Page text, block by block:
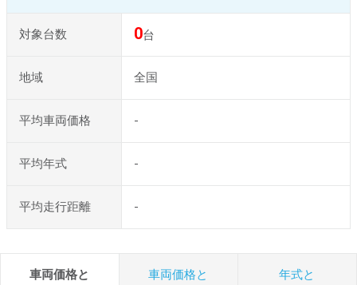
対象台数 0台
地域 全国
平均車両価格 -
平均年式 -
平均走行距離 -
車両価格と
車両価格と
年式と